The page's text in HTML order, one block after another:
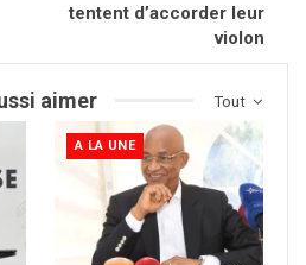
tentent d’accorder leur
violon
Tout
aimer
A LA UNE